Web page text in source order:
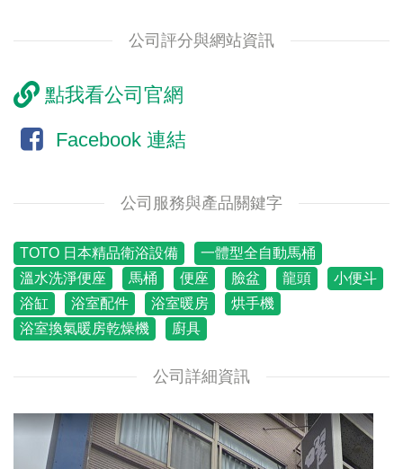
公司評分與網站資訊
點我看公司官網
Facebook 連結
公司服務與產品關鍵字
TOTO 日本精品衛浴設備
一體型全自動馬桶
溫水洗淨便座
馬桶 便座 臉盆 龍頭
小便斗
浴缸
浴室配件 浴室暖房
烘手機
浴室換氣暖房乾燥機
廚具
公司詳細資訊